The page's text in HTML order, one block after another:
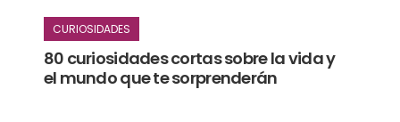
CURIOSIDADES
80 curiosidades cortas sobre la vida y
el mundo que te sorprenderán